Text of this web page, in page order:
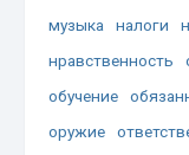
музыка
налоги
нравственность
обучение
оружие